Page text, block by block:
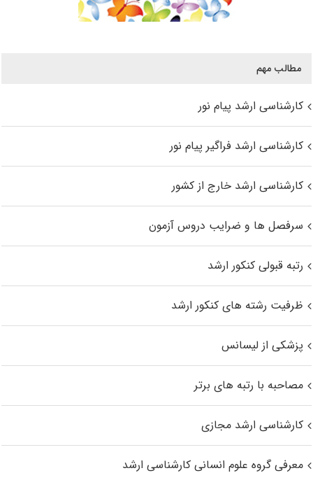
مطالب مهم
کارشناسی ارشد پیام نور
کارشناسی ارشد فراگیر پیام نور
کارشناسی ارشد خارج از کشور
سرفصل ها و ضرایب دروس آزمون
رتبه قبولی کنکور ارشد
ظرفیت رشته های کنکور ارشد
پزشکی از لیسانس
مصاحبه با رتبه های برتر
کارشناسی ارشد مجازی
معرفی گروه علوم انسانی کارشناسی ارشد